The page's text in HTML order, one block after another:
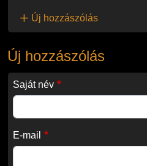
Új hozzászólás
Új hozzászólás
Saját név
E-mail